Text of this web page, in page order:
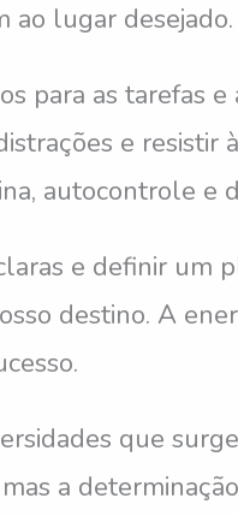
ao lugar desejado.
para as tarefas
e resistir
autocontrole e
e definir um
destino. A
que
a